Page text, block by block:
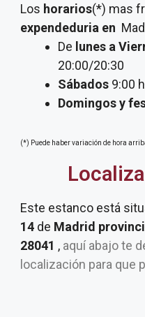
Los horarios(*) mas
expendeduria en
De lunes a
20:00/20:30
Sábados 9:00
Domingos y
(*) Puede haber variación de hora
Este estanco está
14 de Madrid
28041 , aquí abajo te
localización para que